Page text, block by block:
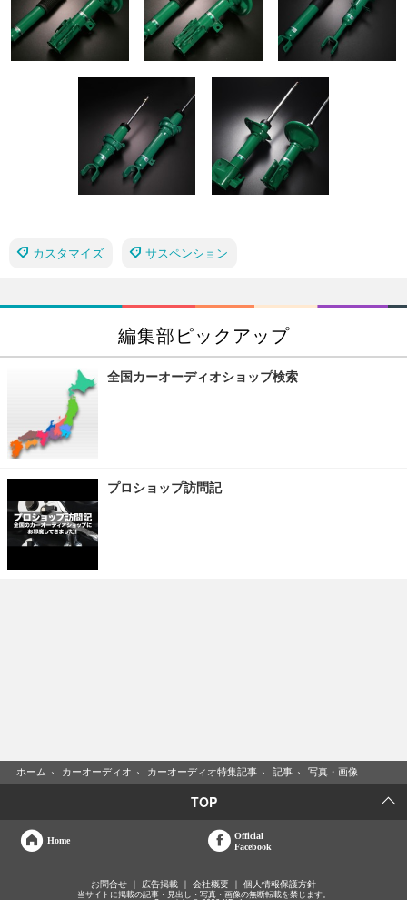
カスタマイズ サスペンション
編集部ピックアップ
全国カーオーディオショップ検索
プロショップ訪問記
ホーム › カーオーディオ › カーオーディオ特集記事 › 記事 › 写真・画像
TOP
Home
Official
Facebook
お問合せ 広告掲載 会社概要 個人情報保護方針
当サイトに掲載の記事・見出し・写真・画像の無断転載を禁じます。